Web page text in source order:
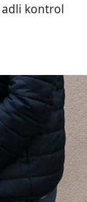
adli kontrol